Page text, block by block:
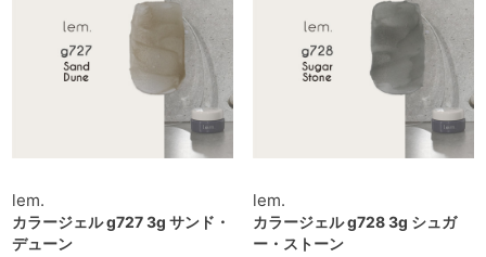
lem.
カラージェル g727 3g サンド・
デューン
lem.
カラージェル g728 3g シュガ
ー・ストーン